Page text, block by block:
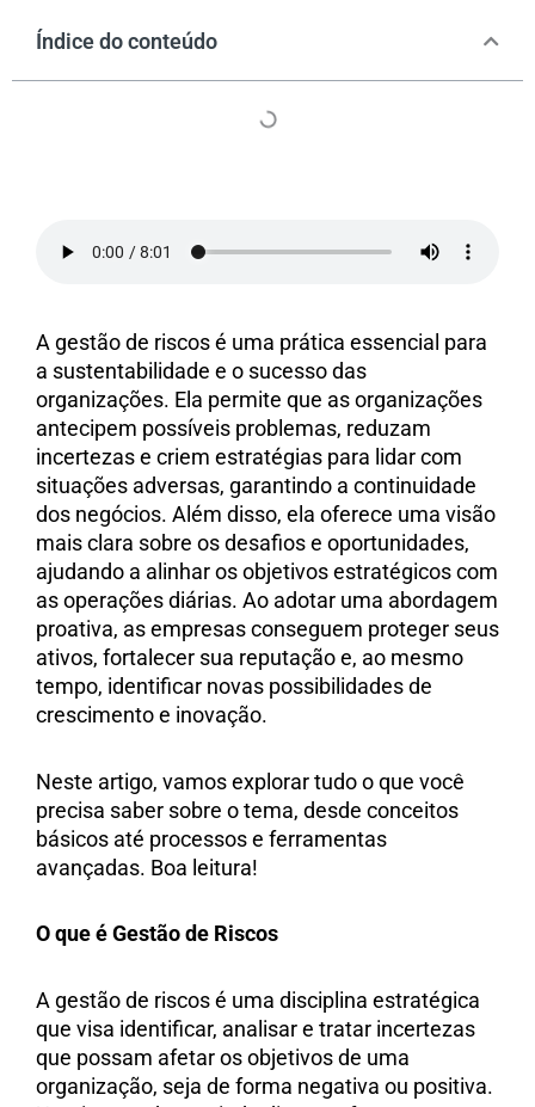
Índice do conteúdo
A gestão de riscos é uma prática essencial para
a sustentabilidade e o sucesso das
organizações. Ela permite que as organizações
antecipem possíveis problemas, reduzam
incertezas e criem estratégias para lidar com
situações adversas, garantindo a continuidade
dos negócios. Além disso, ela oferece uma visão
mais clara sobre os desafios e oportunidades,
ajudando a alinhar os objetivos estratégicos com
as operações diárias. Ao adotar uma abordagem
proativa, as empresas conseguem proteger seus
ativos, fortalecer sua reputação e, ao mesmo
tempo, identificar novas possibilidades de
crescimento e inovação.
Neste artigo, vamos explorar tudo o que você
precisa saber sobre o tema, desde conceitos
básicos até processos e ferramentas
avançadas. Boa leitura!
O que é Gestão de Riscos
A gestão de riscos é uma disciplina estratégica
que visa identificar, analisar e tratar incertezas
que possam afetar os objetivos de uma
organização, seja de forma negativa ou positiva.